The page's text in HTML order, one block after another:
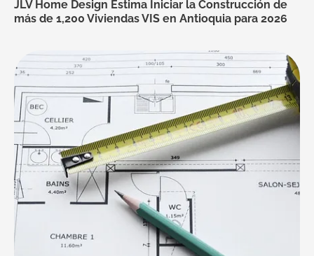
JLV Home Design Estima Iniciar la Construcción de
más de 1,200 Viviendas VIS en Antioquia para 2026